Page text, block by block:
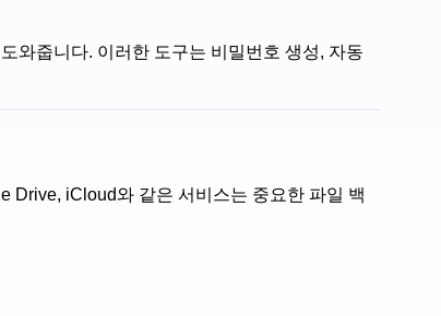
와줍니다. 이러한 도구는 비밀번호 생성, 자동
Drive, iCloud와 같은 서비스는 중요한 파일 백